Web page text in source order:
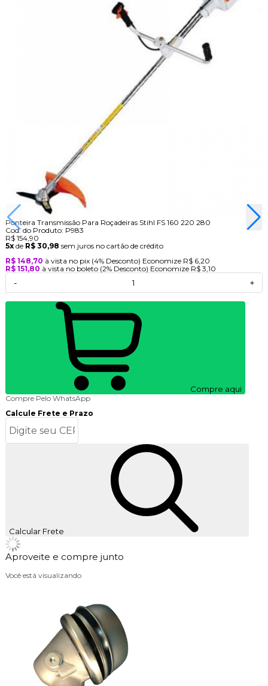
Ponteira Transmissão Para Roçadeiras Stihl FS 160 220 280
Cod. do Produto: P983
R$ 154,90
5xde R$ 30,98 sem juros no cartão de crédito
R$ 148,70 à vista no pix (4% Desconto) Economize R$ 6,20
R$ 151,80 à vista no boleto (2% Desconto) Economize R$ 3,10
- +
Compre aqui
Compre Pelo WhatsApp
Calcule Frete e Prazo
Calcular Frete
Aproveite e compre junto
Você está visualizando